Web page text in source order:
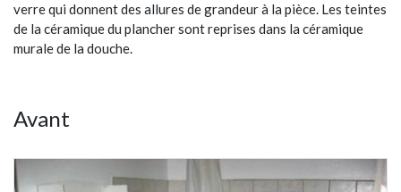
verre qui donnent des allures de grandeur à la pièce. Les teintes
de la céramique du plancher sont reprises dans la céramique
murale de la douche.
Avant